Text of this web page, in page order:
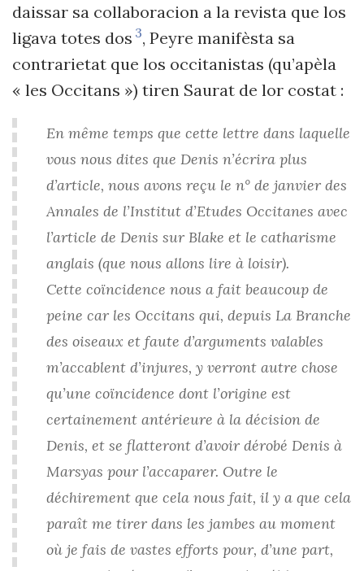
daissar sa collaboracion a la revista que los
ligava totes dos 3, Peyre manifèsta sa
contrarietat que los occitanistas (qu’apèla
« les Occitans ») tiren Saurat de lor costat :
En même temps que cette lettre dans laquelle
vous nous dites que Denis n’écrira plus
d’article, nous avons reçu le n° de janvier des
Annales de l’Institut d’Etudes Occitanes avec
l’article de Denis sur Blake et le catharisme
anglais (que nous allons lire à loisir).
Cette coïncidence nous a fait beaucoup de
peine car les Occitans qui, depuis La Branche
des oiseaux et faute d’arguments valables
m’accablent d’injures, y verront autre chose
qu’une coïncidence dont l’origine est
certainement antérieure à la décision de
Denis, et se flatteront d’avoir dérobé Denis à
Marsyas pour l’accaparer. Outre le
déchirement que cela nous fait, il y a que cela
paraît me tirer dans les jambes au moment
où je fais de vastes efforts pour, d’une part,